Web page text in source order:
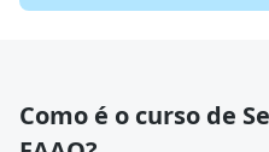
Como é o curso de